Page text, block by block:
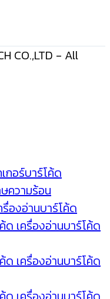
CO.,LTD - All
กอร์บาร์โค้ด
ความร้อน
องอ่านบาร์โค้ด
ด เครื่องอ่านบาร์โค้ด
ด เครื่องอ่านบาร์โค้ด